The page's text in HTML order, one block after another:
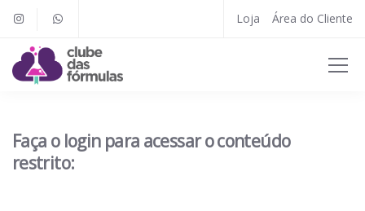
Loja Área do Cliente
Faça o login para acessar o conteúdo
restrito: